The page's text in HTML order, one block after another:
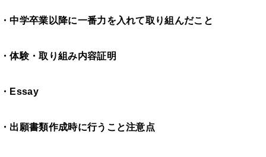
・中学卒業以降に一番力を入れて取り組んだこと
・体験・取り組み内容証明
・Essay
・出願書類作成時に行うこと注意点